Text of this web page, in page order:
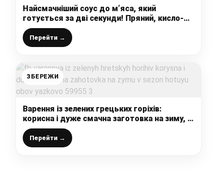
Найсмачніший соус до м’яса, який
готується за дві секунди! Пряний, кисло-
солодкий соус з черешні на зиму
Перейти →
ЗБЕРЕЖИ
Варення із зелених грецьких горіхів:
корисна і дуже смачна заготовка на зиму, в
сезон готую обов’язково
Перейти →